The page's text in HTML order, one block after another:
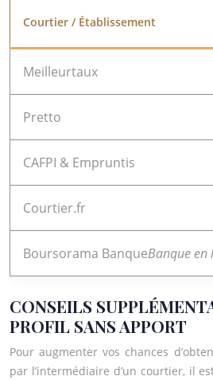
Courtier / Établissement
Meilleurtaux
Pretto
CAFPI & Empruntis
Courtier.fr
Boursorama BanqueBanque en
CONSEILS
PROFIL SANS APPORT
Pour augmenter vos chances
par l’intermédiaire d’un courtier, il